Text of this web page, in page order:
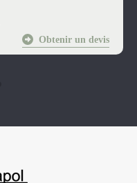
Obtenir un devis